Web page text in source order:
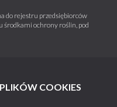
do rejestru przedsiębiorców
środkami ochrony roślin, pod
COOKIES